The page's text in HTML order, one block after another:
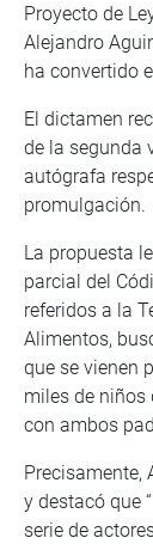
Proyecto de
Alejandro
ha convertido
El dictamen
de la segunda
autógrafa
promulgación.
La propuesta
parcial del
referidos a la
Alimentos,
que se vienen
miles de niños
con ambos
Precisamente,
y destacó que
serie de